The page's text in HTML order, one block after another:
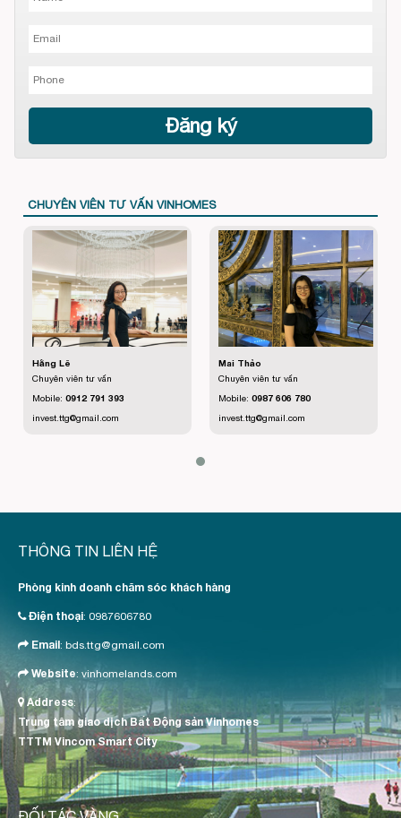
CHUYÊN VIÊN TƯ VẤN VINHOMES
Hằng Lê
Chuyên viên tư vấn
Mobile:0912 791 393
invest.ttg@gmail.com
Mai Thảo
Chuyên viên tư vấn
Mobile:0987 606 780
invest.ttg@gmail.com
THÔNG TIN LIÊN HỆ
Phòng kinh doanh chăm sóc khách hàng
Điện thoại:0987606780
Email:bds.ttg@gmail.com
Website:vinhomelands.com
Address:
Trung tâm giao dịch Bất Động sản Vinhomes
TTTM Vincom Smart City